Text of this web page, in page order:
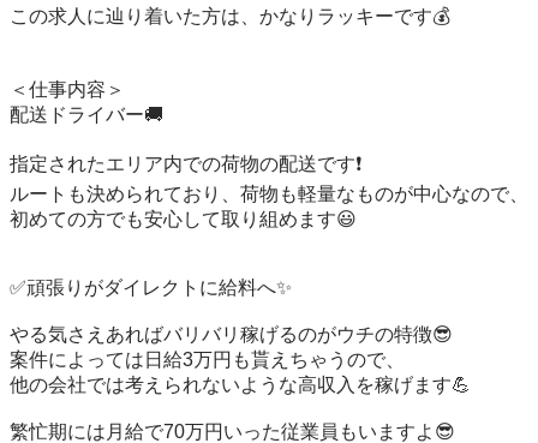
この求人に辿り着いた方は、かなりラッキーです💰
＜仕事内容＞
配送ドライバー🚚
指定されたエリア内での荷物の配送です❗️
ルートも決められており、荷物も軽量なものが中心なので、
初めての方でも安心して取り組めます😃
✅頑張りがダイレクトに給料へ✨
やる気さえあればバリバリ稼げるのがウチの特徴😎
案件によっては日給3万円も貰えちゃうので、
他の会社では考えられないような高収入を稼げます💪
繁忙期には月給で70万円いった従業員もいますよ😎